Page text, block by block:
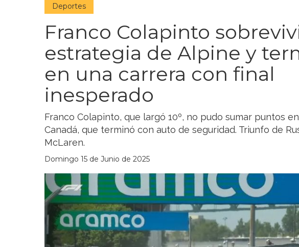
Deportes
Franco Colapinto
estrategia de Alpine y
en una carrera con final
inesperado
Franco Colapinto, que largó 10º, no pudo sumar puntos
Canadá, que terminó con auto de seguridad. Triunfo de
McLaren.
Domingo 15 de Junio de 2025
Previous